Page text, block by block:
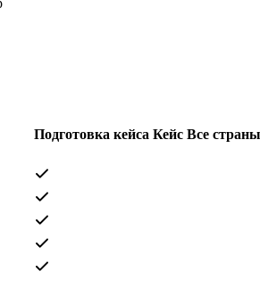
Подготовка кейса Кейс Все страны